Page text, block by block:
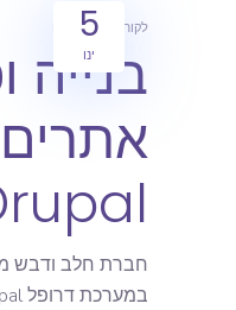
5
ינו
לקוחות מאמרים
בנייה
חברת חלב ודבש